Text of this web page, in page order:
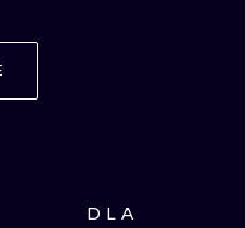
DOTWORK
DLA